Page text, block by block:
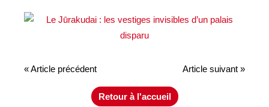
« Article précédent Article suivant »
Retour à l'accueil